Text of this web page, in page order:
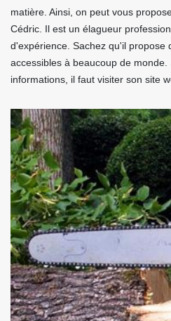
matière. Ainsi, on peut vous
Cédric. Il est un élagueur
d'expérience. Sachez qu'il propose
accessibles à beaucoup de
informations, il faut visiter son site